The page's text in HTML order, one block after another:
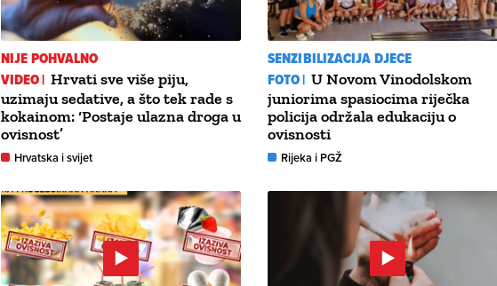
NIJE POHVALNO
VIDEO | Hrvati sve više piju,
uzimaju sedative, a što tek rade s
kokainom: ‘Postaje ulazna droga u
ovisnost’
Hrvatska i svijet
SENZIBILIZACIJA DJECE
FOTO | U Novom Vinodolskom
juniorima spasiocima riječka
policija održala edukaciju o
ovisnosti
Rijeka i PGŽ